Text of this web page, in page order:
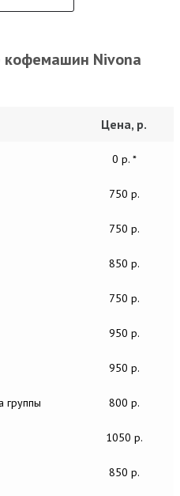
Nivona
Цена, р.
0 р. *
750 р.
750 р.
850 р.
750 р.
950 р.
950 р.
группы 800 р.
1050 р.
850 р.